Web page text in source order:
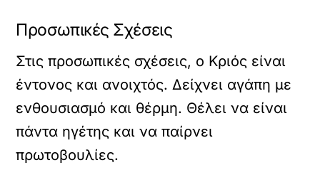
Προσωπικές Σχέσεις
Στις προσωπικές σχέσεις, ο Κριός είναι
έντονος και ανοιχτός. Δείχνει αγάπη με
ενθουσιασμό και θέρμη. Θέλει να είναι
πάντα ηγέτης και να παίρνει
πρωτοβουλίες.